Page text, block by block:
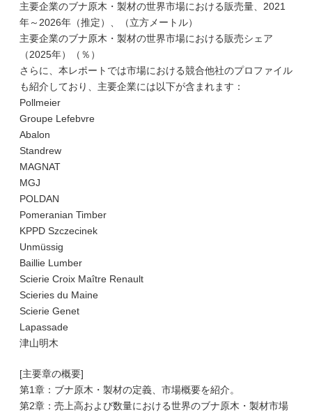
主要企業のブナ原木・製材の世界市場における販売量、2021
年～2026年（推定）、（立方メートル）
主要企業のブナ原木・製材の世界市場における販売シェア
（2025年）（％）
さらに、本レポートでは市場における競合他社のプロファイル
も紹介しており、主要企業には以下が含まれます：
Pollmeier
Groupe Lefebvre
Abalon
Standrew
MAGNAT
MGJ
POLDAN
Pomeranian Timber
KPPD Szczecinek
Unmüssig
Baillie Lumber
Scierie Croix Maître Renault
Scieries du Maine
Scierie Genet
Lapassade
津山明木
[主要章の概要]
第1章：ブナ原木・製材の定義、市場概要を紹介。
第2章：売上高および数量における世界のブナ原木・製材市場